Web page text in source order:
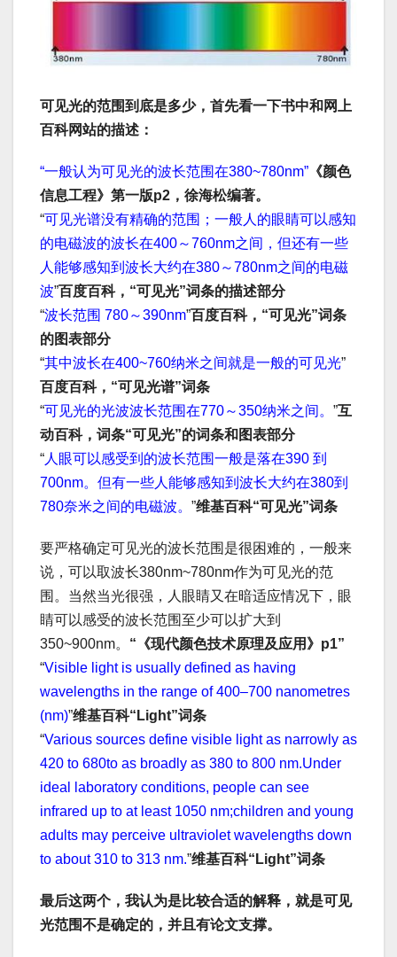
可见光的范围到底是多少，首先看一下书中和网上
百科网站的描述：
“一般认为可见光的波长范围在380~780nm” 《颜色
信息工程》第一版p2，徐海松编著。
“可见光谱没有精确的范围；一般人的眼睛可以感知
的电磁波的波长在400～760nm之间，但还有一些
人能够感知到波长大约在380～780nm之间的电磁
波”百度百科，“可见光”词条的描述部分
“波长范围 780～390nm”百度百科，“可见光”词条
的图表部分
“其中波长在400~760纳米之间就是一般的可见光”
百度百科，“可见光谱”词条
“可见光的光波波长范围在770～350纳米之间。 ”互
动百科，词条“可见光”的词条和图表部分
“人眼可以感受到的波长范围一般是落在390 到
700nm。但有一些人能够感知到波长大约在380到
780奈米之间的电磁波。 ”维基百科“可见光”词条
要严格确定可见光的波长范围是很困难的，一般来
说，可以取波长380nm~780nm作为可见光的范
围。当然当光很强，人眼睛又在暗适应情况下，眼
睛可以感受的波长范围至少可以扩大到
350~900nm。 “《现代颜色技术原理及应用》p1”
“Visible light is usually defined as having
wavelengths in the range of 400–700 nanometres
(nm)”维基百科“Light”词条
“Various sources define visible light as narrowly as
420 to 680to as broadly as 380 to 800 nm.Under
ideal laboratory conditions, people can see
infrared up to at least 1050 nm;children and young
adults may perceive ultraviolet wavelengths down
to about 310 to 313 nm.”维基百科“Light”词条
最后这两个，我认为是比较合适的解释，就是可见
光范围不是确定的，并且有论文支撑。